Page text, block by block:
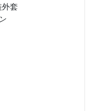
外套